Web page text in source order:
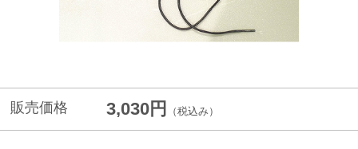
販売価格 3,030円 （税込み）